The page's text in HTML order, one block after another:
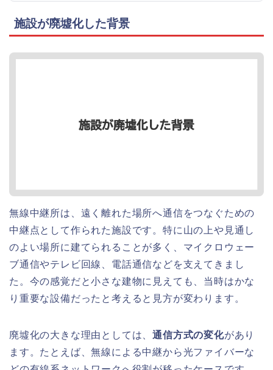
施設が廃墟化した背景
無線中継所は、遠く離れた場所へ通信をつなぐための
中継点として作られた施設です。特に山の上や見通し
のよい場所に建てられることが多く、マイクロウェー
ブ通信やテレビ回線、電話通信などを支えてきまし
た。今の感覚だと小さな建物に見えても、当時はかな
り重要な設備だったと考えると見方が変わります。
廃墟化の大きな理由としては、通信方式の変化があり
ます。たとえば、無線による中継から光ファイバーな